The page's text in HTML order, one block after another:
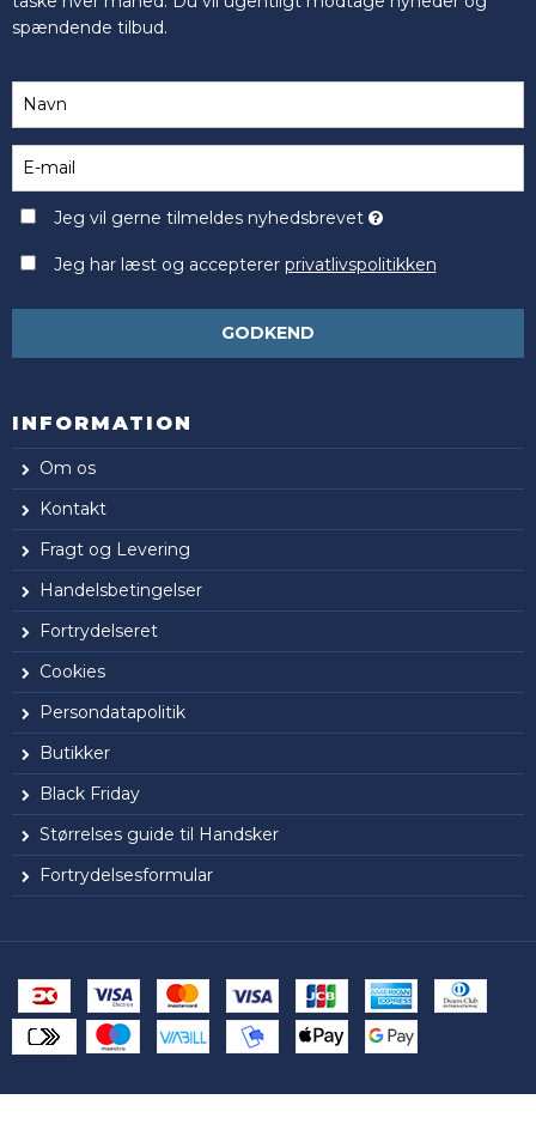
spændende tilbud.
Jeg vil gerne tilmeldes nyhedsbrevet
Jeg har læst og accepterer privatlivspolitikken
GODKEND
INFORMATION
Om os
Kontakt
Fragt og Levering
Handelsbetingelser
Fortrydelseret
Cookies
Persondatapolitik
Butikker
Black Friday
Størrelses guide til Handsker
Fortrydelsesformular